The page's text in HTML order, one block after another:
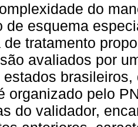
do
de esquema
de tratamento
avaliados por
brasileiros,
organizado pelo
do validador,